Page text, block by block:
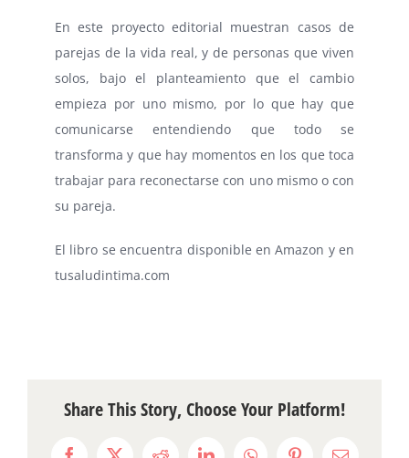
En este proyecto editorial muestran casos de
parejas de la vida real, y de personas que viven
solos, bajo el planteamiento que el cambio
empieza por uno mismo, por lo que hay que
comunicarse entendiendo que todo se
transforma y que hay momentos en los que toca
trabajar para reconectarse con uno mismo o con
su pareja.
El libro se encuentra disponible en Amazon y en
tusaludintima.com
Share This Story, Choose Your Platform!